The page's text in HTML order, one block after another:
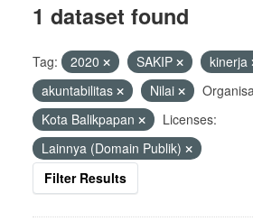
1 dataset found
Tag: 2020 SAKIP
kinerja
akuntabilitas
Nilai
Kota Balikpapan
Licenses:
Lainnya (Domain Publik)
Filter Results